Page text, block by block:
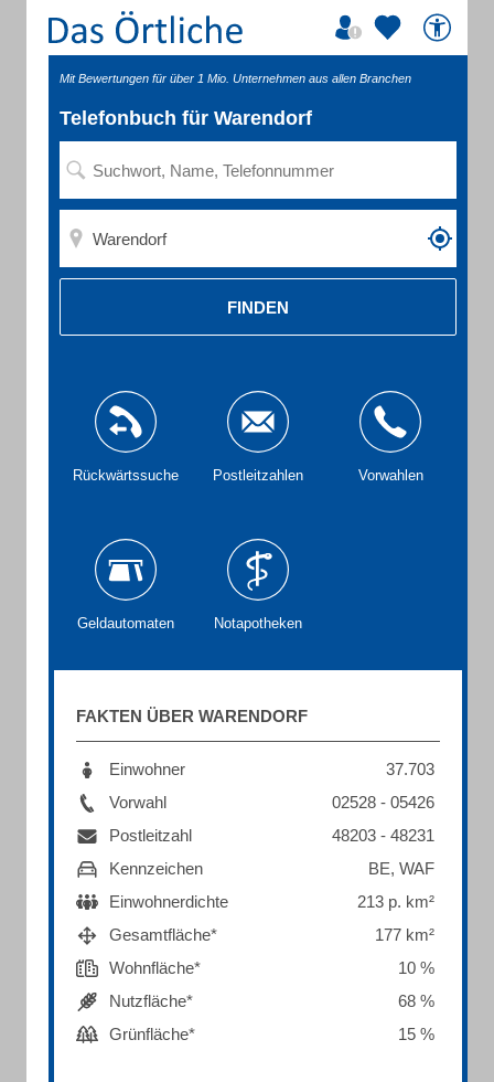
Mit Bewertungen für über 1 Mio. Unternehmen aus allen Branchen
Telefonbuch für Warendorf
FINDEN
Rückwärtssuche Postleitzahlen Vorwahlen
Geldautomaten Notapotheken
FAKTEN ÜBER WARENDORF
Einwohner
37.703
Vorwahl
02528 - 05426
Postleitzahl
48203 - 48231
Kennzeichen
BE, WAF
Einwohnerdichte
213 p. km²
Gesamtfläche*
177 km²
Wohnfläche*
10 %
Nutzfläche*
68 %
Grünfläche*
15 %